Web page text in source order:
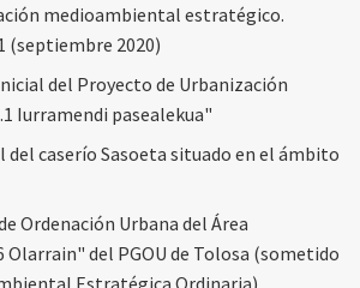
medioambiental estratégico.
(septiembre 2020)
del Proyecto de Urbanización
Iurramendi pasealekua"
del caserío Sasoeta situado en el ámbito
Ordenación Urbana del Área
Olarrain" del PGOU de Tolosa (sometido
Estratégica Ordinaria)